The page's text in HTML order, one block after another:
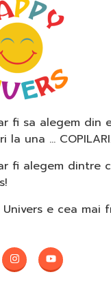
fi sa alegem din
la una …
fi alegem dintre
Univers e cea mai